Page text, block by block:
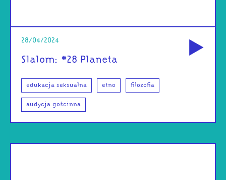
28/04/2024
Slalom: #28 Planeta
edukacja seksualna etno filozofia
audycja gościnna